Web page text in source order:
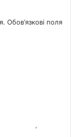
Обов’язкові поля